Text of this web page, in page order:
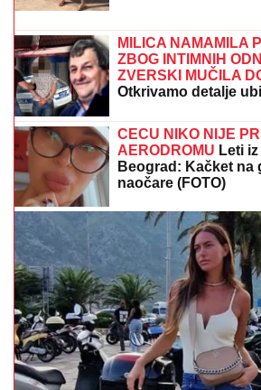
"UZNEMIREN SAM, BRAT MI JE
POŽARIMA"Darko Tanasijević
situacije u Deliblatskoj peščari: "SVI
EVAKUISANI", otkrio koje
BIO NA IVICI
IGNORISAO
SAOPŠTENA
Evo šta je bila
prednost!
ZBOG DIJAGNOZE
BILA U KREVETU
pokazala kako prima
otkrila u kakvom je
ovih dana prodaje i